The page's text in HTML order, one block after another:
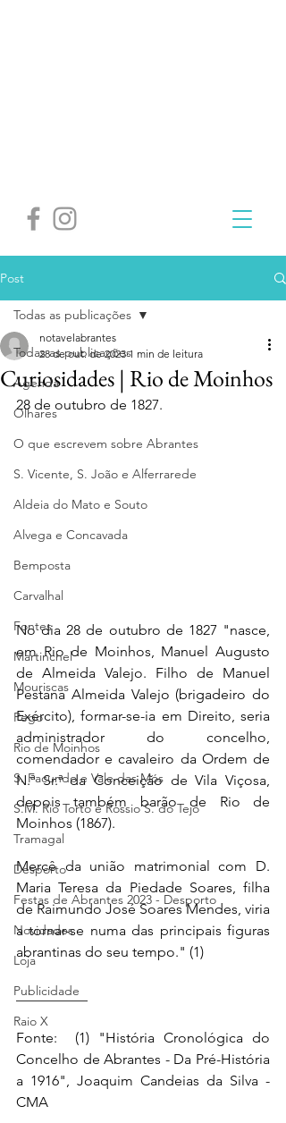
Post
Todas as publicações
Agenda
Olhares
O que escrevem sobre Abrantes
S. Vicente, S. João e Alferrarede
Aldeia do Mato e Souto
Alvega e Concavada
Bemposta
Carvalhal
Fontes
Martinchel
Mouriscas
Pego
Rio de Moinhos
S. Facundo e Vale das Mós
S.M. Rio Torto e Rossio S. do Tejo
Tramagal
Desporto
Festas de Abrantes 2023 - Desporto
Novidades
Loja
Publicidade
Raio X
Todas as publicações
Curiosidades | Rio de Moinhos
notavelabrantes
28 de out. de 2023 1 min de leitura
28 de outubro de 1827.
No dia 28 de outubro de 1827 "nasce,
em Rio de Moinhos, Manuel Augusto
de Almeida Valejo. Filho de Manuel
Pestana Almeida Valejo (brigadeiro do
Exército), formar-se-ia em Direito, seria
administrador do concelho,
comendador e cavaleiro da Ordem de
N.ª Sr.ª da Conceição de Vila Viçosa,
depois também barão de Rio de
Moinhos (1867).
Mercê da união matrimonial com D.
Maria Teresa da Piedade Soares, filha
de Raimundo José Soares Mendes, viria
a tornar-se numa das principais figuras
abrantinas do seu tempo." (1)
__________
Fonte:  (1) "História Cronológica do
Concelho de Abrantes - Da Pré-História
a 1916", Joaquim Candeias da Silva -
CMA